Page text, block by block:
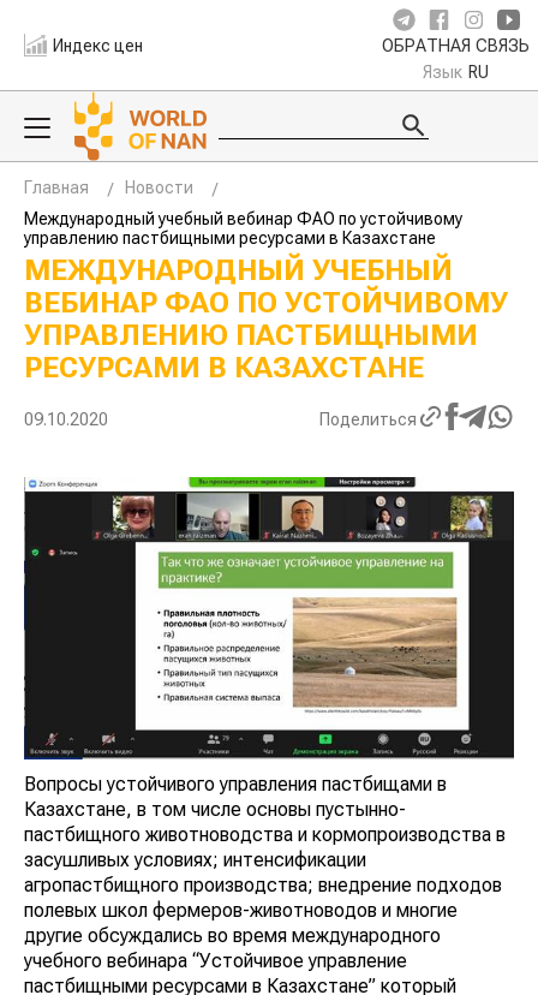
Индекс цен ОБРАТНАЯ СВЯЗЬ
Язык RU
Главная
Новости
Международный учебный вебинар ФАО по устойчивому
управлению пастбищными ресурсами в Казахстане
МЕЖДУНАРОДНЫЙ УЧЕБНЫЙ
ВЕБИНАР ФАО ПО УСТОЙЧИВОМУ
УПРАВЛЕНИЮ ПАСТБИЩНЫМИ
РЕСУРСАМИ В КАЗАХСТАНЕ
09.10.2020 Поделиться
Вопросы устойчивого управления пастбищами в
Казахстане, в том числе основы пустынно-
пастбищного животноводства и кормопроизводства в
засушливых условиях; интенсификации
агропастбищного производства; внедрение подходов
полевых школ фермеров-животноводов и многие
другие обсуждались во время международного
учебного вебинара “Устойчивое управление
пастбищными ресурсами в Казахстане” который